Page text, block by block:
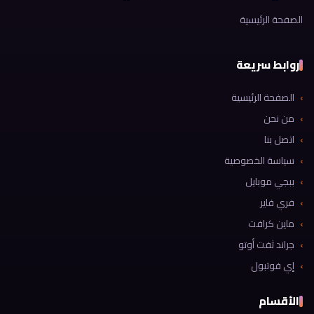
كبير من كوينز بيس إيفوتبول بالمجان دون دفع أموالك، وذلك من خلال
الصفحة الرئيسية
روابط سريعة
الصفحة الرئيسية
من نحن
اتصل بنا
سياسة الخصوصية
ببجي موبايل
فري فاير
ماين كرافت
جراند ثفت أوتو
إي فوتبول
الأقسام